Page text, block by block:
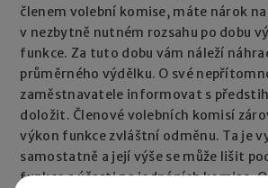
členem volební komise, máte nárok
v nezbytně nutném rozsahu po dobu
funkce. Za tuto dobu vám náleží
průměrného výdělku. O své
zaměstnavatele informovat s
doložit. Členové volebních komisí
výkon funkce zvláštní odměnu. Ta je
samostatně a její výše se může lišit
funkce a účasti na jednáních komise.